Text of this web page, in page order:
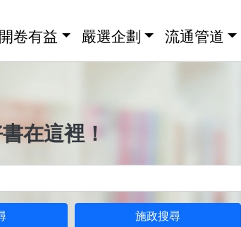
卷有益 嚴選企劃 流通管道
在這裡！
施政搜尋